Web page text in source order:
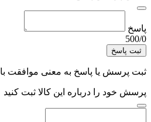
پاسخ
500/0
ثبت پاسخ
ثبت پرسش یا پاسخ به معنی موافقت با
پرسش خود را درباره این کالا ثبت کنید